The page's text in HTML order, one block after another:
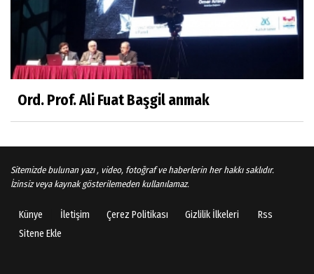
TÜRKİYEYE DEMOKRASI ŞIP DİYE GELMEDİ
Süleyman Aydın
Ali Karaca
İRAN COĞRAFYASININ DEVLETLERİ..
Behlül Dane
Ord. Prof. Ali Fuat Başgil anmak
Sitemizde bulunan yazı , video, fotoğraf ve haberlerin her hakkı saklıdır.
İzinsiz veya kaynak gösterilemeden kullanılamaz.
Künye İletişim Çerez Politikası Gizlilik İlkeleri
Rss
Sitene Ekle